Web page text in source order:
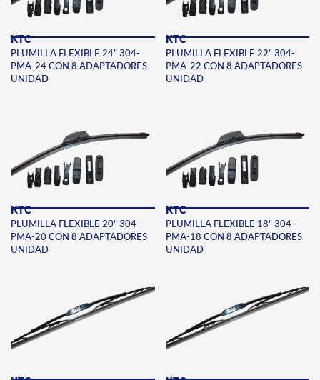
KTC
PLUMILLA FLEXIBLE 24" 304-
PMA-24 CON 8 ADAPTADORES
UNIDAD
KTC
PLUMILLA FLEXIBLE 22" 304-
PMA-22 CON 8 ADAPTADORES
UNIDAD
KTC
PLUMILLA FLEXIBLE 20" 304-
PMA-20 CON 8 ADAPTADORES
UNIDAD
KTC
PLUMILLA FLEXIBLE 18" 304-
PMA-18 CON 8 ADAPTADORES
UNIDAD